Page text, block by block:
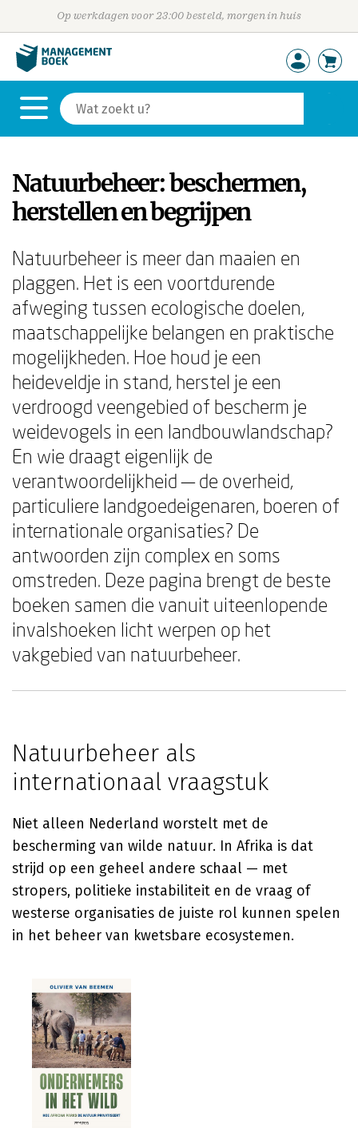
Op werkdagen voor 23:00 besteld, morgen in huis
Natuurbeheer: beschermen,
herstellen en begrijpen
Natuurbeheer is meer dan maaien en
plaggen. Het is een voortdurende
afweging tussen ecologische doelen,
maatschappelijke belangen en praktische
mogelijkheden. Hoe houd je een
heideveldje in stand, herstel je een
verdroogd veengebied of bescherm je
weidevogels in een landbouwlandschap?
En wie draagt eigenlijk de
verantwoordelijkheid — de overheid,
particuliere landgoedeigenaren, boeren of
internationale organisaties? De
antwoorden zijn complex en soms
omstreden. Deze pagina brengt de beste
boeken samen die vanuit uiteenlopende
invalshoeken licht werpen op het
vakgebied van natuurbeheer.
Natuurbeheer als
internationaal vraagstuk
Niet alleen Nederland worstelt met de
bescherming van wilde natuur. In Afrika is dat
strijd op een geheel andere schaal — met
stropers, politieke instabiliteit en de vraag of
westerse organisaties de juiste rol kunnen spelen
in het beheer van kwetsbare ecosystemen.